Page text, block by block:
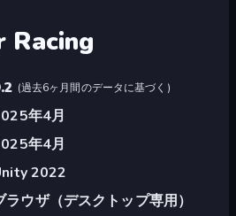
Racing
(過去6ヶ月間のデータに基づく )
年4月
年4月
2022
ラウザ（デスクトップ専用）